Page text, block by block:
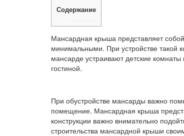
Содержание
Мансардная крыша представляет
минимальными. При устройстве такой
мансарде устраивают детские
гостиной.
При обустройстве мансарды важно
помещение. Мансардная крыша
конструкции важно внимательно
строительства мансардной крыши